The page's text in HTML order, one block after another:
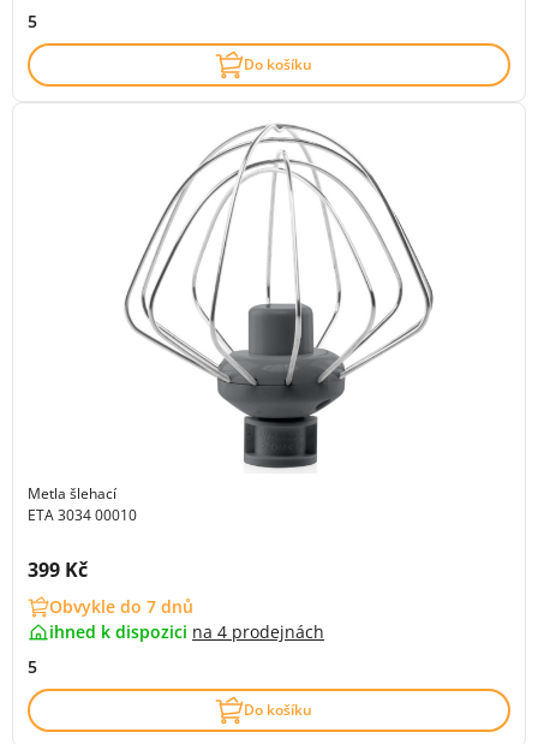
5
Do košíku
Metla šlehací
ETA 3034 00010
Cena s DPH:
399 Kč
Obvykle do 7 dnů
ihned k dispozici na 4 prodejnách
5
Do košíku